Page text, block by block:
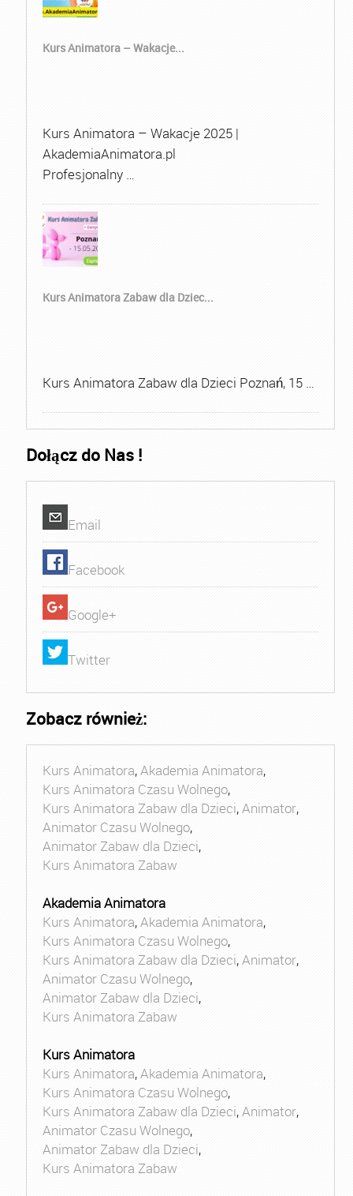
Kurs Animatora – Wakacje...
Kurs Animatora – Wakacje 2025 |
AkademiaAnimatora.pl
Profesjonalny …
Kurs Animatora Zabaw dla Dziec...
Kurs Animatora Zabaw dla Dzieci Poznań, 15 …
Dołącz do Nas !
Email
Facebook
Google+
Twitter
Zobacz również:
Kurs Animatora,Akademia Animatora,
Kurs Animatora Czasu Wolnego,
Kurs Animatora Zabaw dla Dzieci,Animator,
Animator Czasu Wolnego,
Animator Zabaw dla Dzieci,
Kurs Animatora Zabaw
Akademia Animatora
Kurs Animatora,Akademia Animatora,
Kurs Animatora Czasu Wolnego,
Kurs Animatora Zabaw dla Dzieci,Animator,
Animator Czasu Wolnego,
Animator Zabaw dla Dzieci,
Kurs Animatora Zabaw
Kurs Animatora
Kurs Animatora,Akademia Animatora,
Kurs Animatora Czasu Wolnego,
Kurs Animatora Zabaw dla Dzieci,Animator,
Animator Czasu Wolnego,
Animator Zabaw dla Dzieci,
Kurs Animatora Zabaw